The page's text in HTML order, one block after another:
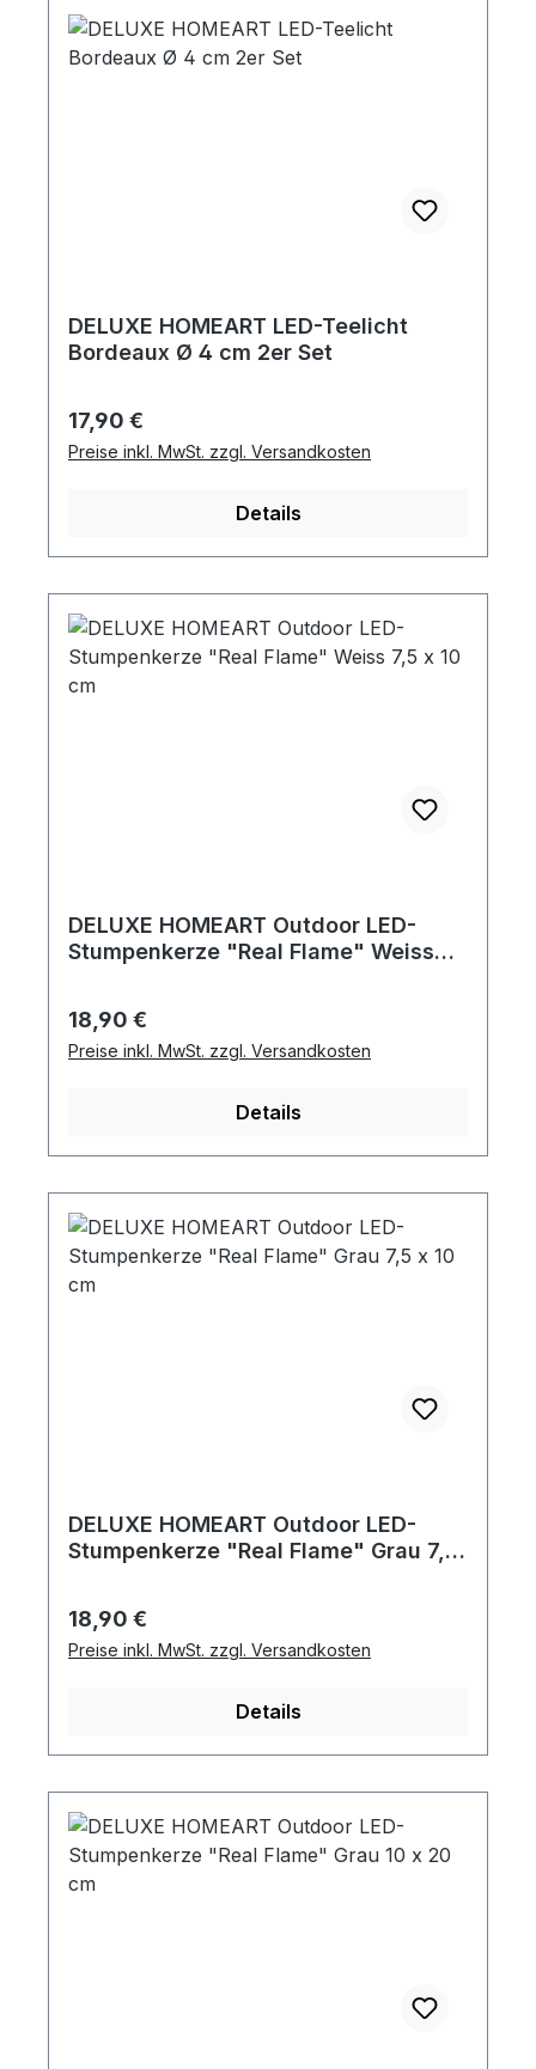
DELUXE HOMEART LED-Teelicht
Bordeaux Ø 4 cm 2er Set
Regulärer Preis:
17,90 €
Preise inkl. MwSt. zzgl. Versandkosten
Details
DELUXE HOMEART Outdoor LED-
Stumpenkerze "Real Flame" Weiss
Regulärer Preis:
18,90 €
Preise inkl. MwSt. zzgl. Versandkosten
Details
DELUXE HOMEART Outdoor LED-
Stumpenkerze "Real Flame" Grau 7,5
Regulärer Preis:
18,90 €
Preise inkl. MwSt. zzgl. Versandkosten
Details